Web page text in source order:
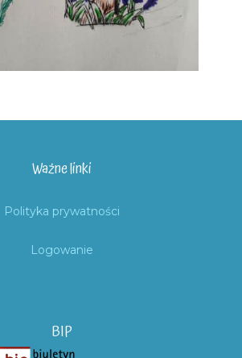
Ważne linki
Polityka prywatności
Logowanie
BIP